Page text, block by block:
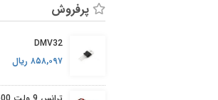
پرفروش
DMV32
۸۵۸,۰۹۷ ریال